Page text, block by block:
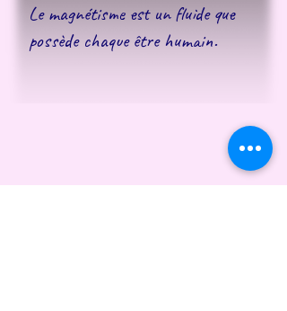
Le magnétisme est un fluide que
possède chaque être humain.